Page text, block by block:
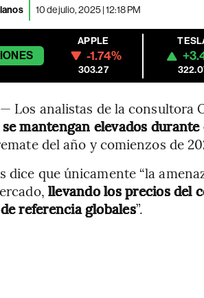
10 de julio, 2025 | 12:18 PM
APPLE
-1.74%
303.27
Los analistas de la consultora
mantengan elevados
del año y comienzos de
dice que únicamente “la
llevando los precios del
referencia globales”.